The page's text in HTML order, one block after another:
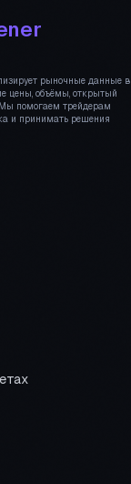
рыночные данные в
цены, объёмы, открытый
помогаем трейдерам
и принимать решения